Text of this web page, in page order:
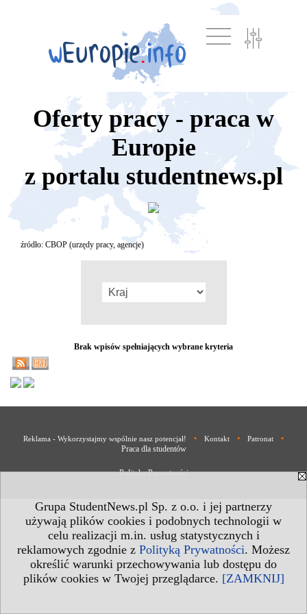
Grupa StudentNews.pl Sp. z o.o. i jej partnerzy
używają plików cookies i podobnych technologii w
celu realizacji m.in. usług statystycznych i
reklamowych zgodnie z Polityką Prywatności. Możesz
określić warunki przechowywania lub dostępu do
plików cookies w Twojej przeglądarce. [ZAMKNIJ]
Oferty pracy - praca w
Europie
z portalu studentnews.pl
źródło: CBOP (urzędy pracy, agencje)
Brak wpisów spełniających wybrane kryteria
Reklama - Wykorzystajmy wspólnie nasz potencjał! • Kontakt • Patronat
•
Praca dla studentów
Polityka Prywatności